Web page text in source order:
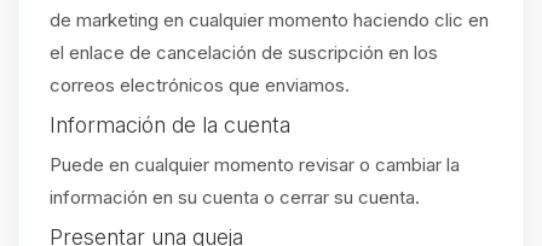
de marketing en cualquier momento haciendo clic en
el enlace de cancelación de suscripción en los
correos electrónicos que enviamos.
Información de la cuenta
Puede en cualquier momento revisar o cambiar la
información en su cuenta o cerrar su cuenta.
Presentar una queja